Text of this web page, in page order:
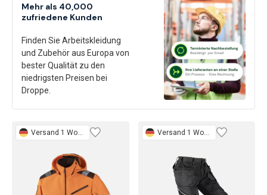
Mehr als 40,000
zufriedene Kunden
Finden Sie Arbeitskleidung
und Zubehör aus Europa von
bester Qualität zu den
niedrigsten Preisen bei
Droppe.
Versand 1 Woche Versand 1 Woche